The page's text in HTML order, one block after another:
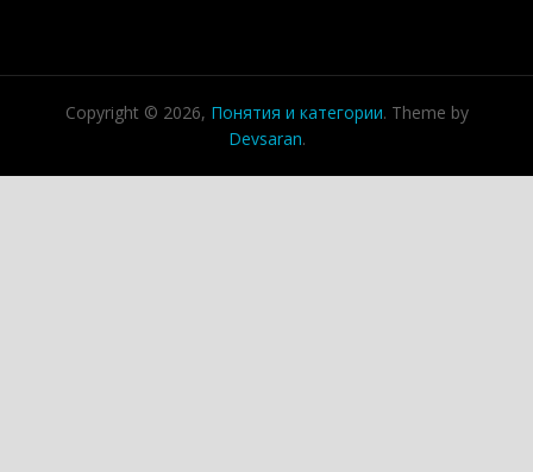
Copyright © 2026, Понятия и категории. Theme by
Devsaran.